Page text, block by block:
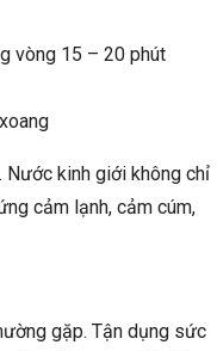
vòng 15 – 20 phút
Nước kinh giới không chỉ
cảm lạnh, cảm cúm,
gặp. Tận dụng sức